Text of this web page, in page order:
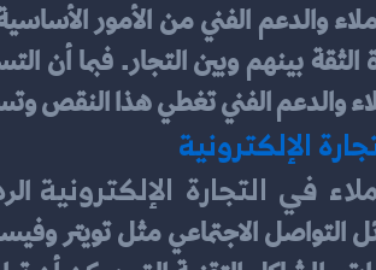
والدعم الفني تغطي هذا النقص
الإلكترونية
في التجارة الإلكترونية